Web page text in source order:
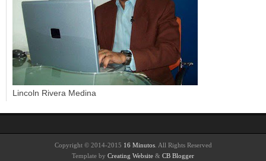
Lincoln Rivera Medina
Copyright © 2014-2015 16 Minutos. All Rights Reserved
Template by Creating Website & CB Blogger